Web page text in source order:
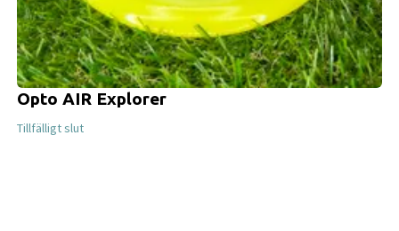
Opto AIR Explorer
Tillfälligt slut